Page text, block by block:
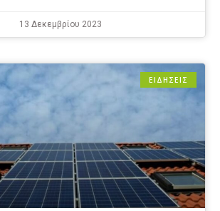
13 Δεκεμβρίου 2023
ΕΙΔΗΣΕΙΣ